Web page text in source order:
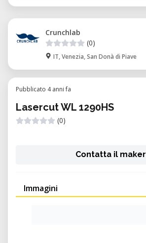
Crunchlab
(0)
IT, Venezia, San Donà di Piave
Pubblicato 4 anni fa
Lasercut WL 1290HS
(0)
Contatta il maker
Immagini